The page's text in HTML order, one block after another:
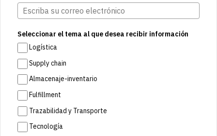
Seleccionar el tema al que desea recibir información
Logística
Supply chain
Almacenaje-inventario
Fulfillment
Trazabilidad y Transporte
Tecnología